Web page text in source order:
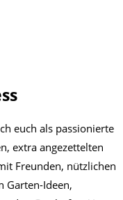
euch als passionierte
extra angezettelten
Freunden, nützlichen
Garten-Ideen,